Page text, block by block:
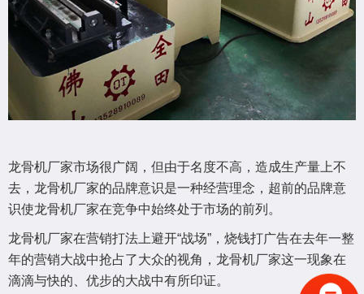
龙骨机厂家市场很广阔，但由于名度不高，造成生产量上不
去，龙骨机厂家的品牌意识是一种经营理念，超前的品牌意
识使龙骨机厂家在竞争中始终处于市场的前列。
龙骨机厂家在营销打法上避开“战场”，烧钱打广告在去年一整
年的营销大战中抢占了大众的视角，龙骨机厂家这一现象在
滴滴与快的、优步的大战中有所印证。